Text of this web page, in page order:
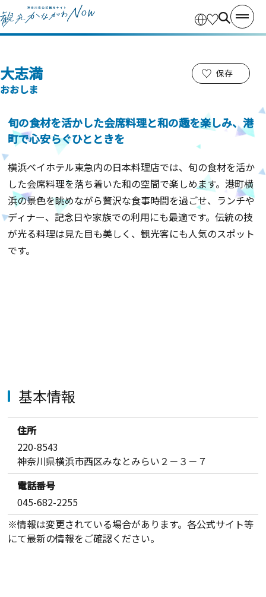
大志満
おおしま
保存
旬の食材を活かした会席料理と和の趣を楽しみ、港
町で心安らぐひとときを
横浜ベイホテル東急内の日本料理店では、旬の食材を活か
した会席料理を落ち着いた和の空間で楽しめます。港町横
浜の景色を眺めながら贅沢な食事時間を過ごせ、ランチや
ディナー、記念日や家族での利用にも最適です。伝統の技
が光る料理は見た目も美しく、観光客にも人気のスポット
です。
基本情報
住所
220-8543
神奈川県横浜市西区みなとみらい２－３－７
電話番号
045-682-2255
※情報は変更されている場合があります。各公式サイト等
にて最新の情報をご確認ください。